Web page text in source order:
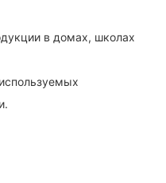
в домах, школах